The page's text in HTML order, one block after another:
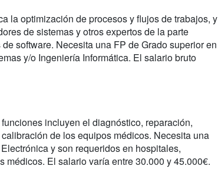
la optimización de procesos y flujos de trabajos, y
de sistemas y otros expertos de la parte
software. Necesita una FP de Grado superior en
y/o Ingeniería Informática. El salario bruto
incluyen el diagnóstico, reparación,
de los equipos médicos. Necesita una
y son requeridos en hospitales,
El salario varía entre 30.000 y 45.000€.